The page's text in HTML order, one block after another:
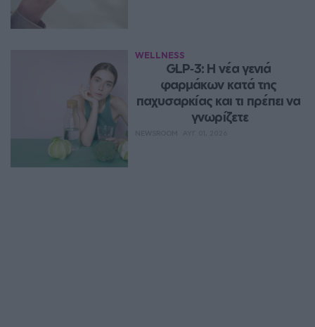
WELLNESS
GLP‑3: Η νέα γενιά
φαρμάκων κατά της
παχυσαρκίας και τι πρέπει να
γνωρίζετε